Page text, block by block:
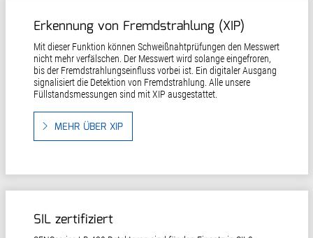
Erkennung von Fremdstrahlung (XIP)
Mit dieser Funktion können Schweißnahtprüfungen den Messwert
nicht mehr verfälschen. Der Messwert wird solange eingefroren,
bis der Fremdstrahlungseinfluss vorbei ist. Ein digitaler Ausgang
signalisiert die Detektion von Fremdstrahlung. Alle unsere
Füllstandsmessungen sind mit XIP ausgestattet.
MEHR ÜBER XIP
SIL zertifiziert